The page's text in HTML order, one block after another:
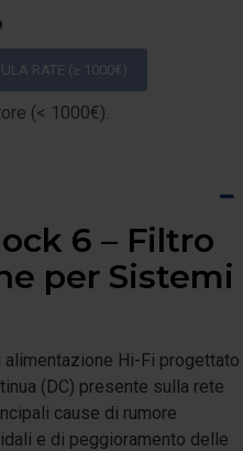
RATE (≥ 1000€)
(< 1000€).
6 – Filtro
per Sistemi
Hi-Fi progettato
(DC) presente sulla rete
cause di rumore
e di peggioramento delle